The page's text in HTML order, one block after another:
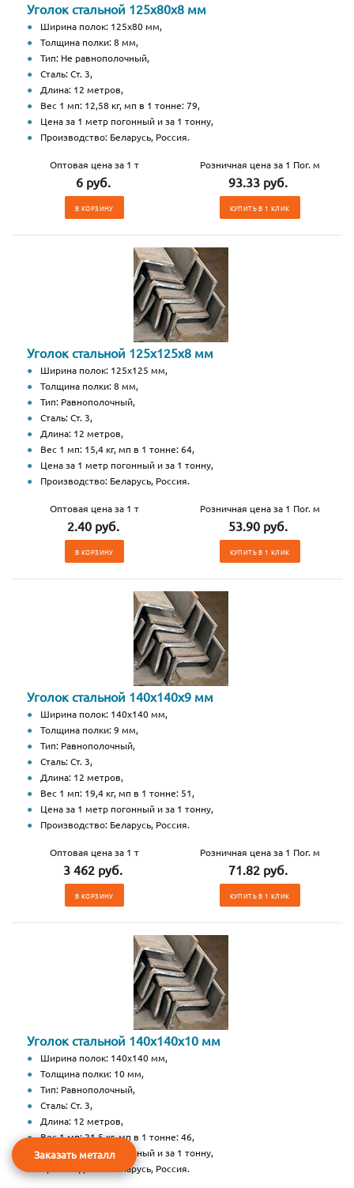
Уголок стальной 125х80х8 мм
Ширина полок: 125х80 мм,
Толщина полки: 8 мм,
Тип: Не равнополочный,
Сталь: Ст. 3,
Длина: 12 метров,
Вес 1 мп: 12,58 кг, мп в 1 тонне: 79,
Цена за 1 метр погонный и за 1 тонну,
Производство: Беларусь, Россия.
Оптовая цена за 1 т
6 руб.
В КОРЗИНУ
Розничная цена за 1 Пог. м
93.33 руб.
КУПИТЬ В 1 КЛИК
Уголок стальной 125х125х8 мм
Ширина полок: 125х125 мм,
Толщина полки: 8 мм,
Тип: Равнополочный,
Сталь: Ст. 3,
Длина: 12 метров,
Вес 1 мп: 15,4 кг, мп в 1 тонне: 64,
Цена за 1 метр погонный и за 1 тонну,
Производство: Беларусь, Россия.
Оптовая цена за 1 т
2.40 руб.
В КОРЗИНУ
Розничная цена за 1 Пог. м
53.90 руб.
КУПИТЬ В 1 КЛИК
Уголок стальной 140х140х9 мм
Ширина полок: 140х140 мм,
Толщина полки: 9 мм,
Тип: Равнополочный,
Сталь: Ст. 3,
Длина: 12 метров,
Вес 1 мп: 19,4 кг, мп в 1 тонне: 51,
Цена за 1 метр погонный и за 1 тонну,
Производство: Беларусь, Россия.
Оптовая цена за 1 т
3 462 руб.
В КОРЗИНУ
Розничная цена за 1 Пог. м
71.82 руб.
КУПИТЬ В 1 КЛИК
Уголок стальной 140х140х10 мм
Ширина полок: 140х140 мм,
Толщина полки: 10 мм,
Тип: Равнополочный,
Сталь: Ст. 3,
Длина: 12 метров,
Вес 1 мп: 21,5 кг, мп в 1 тонне: 46,
Цена за 1 метр погонный и за 1 тонну,
Производство: Беларусь, Россия.
Заказать металл